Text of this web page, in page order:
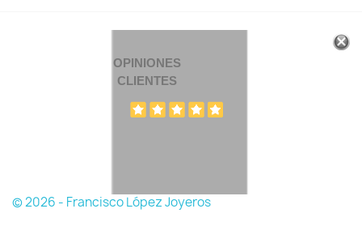
OPINIONES
CLIENTES
© 2026 - Francisco López Joyeros